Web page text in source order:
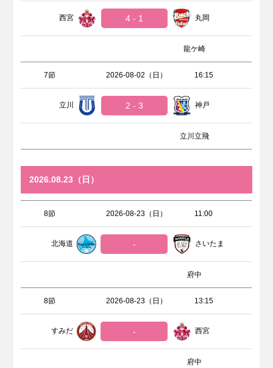
西宮 4 - 1 丸岡
龍ケ崎
7節 2026-08-02（日） 16:15
立川 2 - 3 神戸
立川立飛
2026.08.23（日）
8節 2026-08-23（日） 11:00
北海道 - さいたま
府中
8節 2026-08-23（日） 13:15
すみだ - 西宮
府中